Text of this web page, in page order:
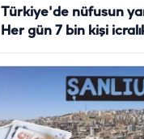
Türkiye'de nüfusun
Her gün 7 bin kişi